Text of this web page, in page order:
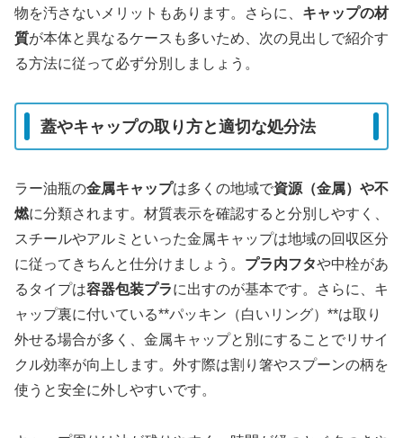
物を汚さないメリットもあります。さらに、 キャップの材
質が本体と異なるケースも多いため、次の見出しで紹介す
る方法に従って必ず分別しましょう。
蓋やキャップの取り方と適切な処分法
ラー油瓶の金属キャップは多くの地域で資源（金属）や不
燃に分類されます。材質表示を確認すると分別しやすく、
スチールやアルミといった金属キャップは地域の回収区分
に従ってきちんと仕分けましょう。 プラ内フタや中栓があ
るタイプは容器包装プラに出すのが基本です。さらに、キ
ャップ裏に付いている**パッキン（白いリング）**は取り
外せる場合が多く、金属キャップと別にすることでリサイ
クル効率が向上します。外す際は割り箸やスプーンの柄を
使うと安全に外しやすいです。